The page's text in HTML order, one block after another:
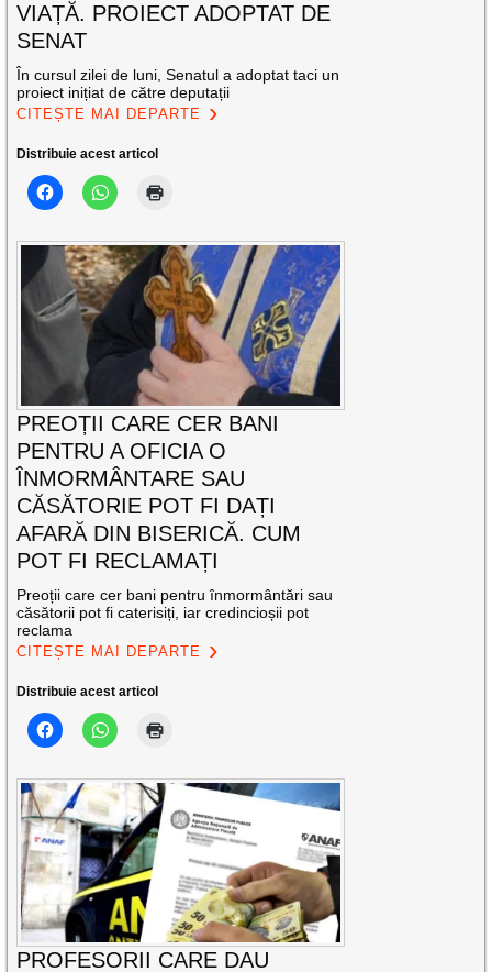
VIAȚĂ. PROIECT ADOPTAT DE
SENAT
În cursul zilei de luni, Senatul a adoptat taci un
proiect inițiat de către deputații
CITEȘTE MAI DEPARTE
Distribuie acest articol
PREOȚII CARE CER BANI
PENTRU A OFICIA O
ÎNMORMÂNTARE SAU
CĂSĂTORIE POT FI DAȚI
AFARĂ DIN BISERICĂ. CUM
POT FI RECLAMAȚI
Preoții care cer bani pentru înmormântări sau
căsătorii pot fi caterisiți, iar credincioșii pot
reclama
CITEȘTE MAI DEPARTE
Distribuie acest articol
PROFESORII CARE DAU